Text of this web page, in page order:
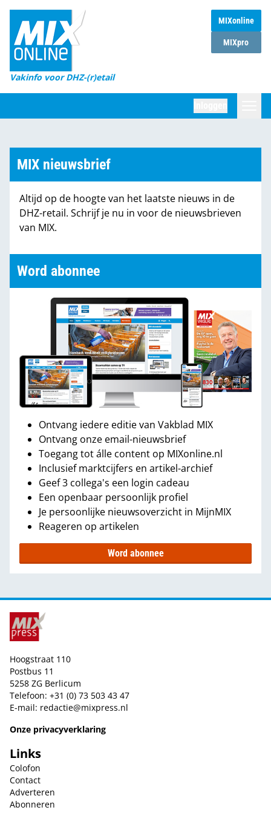
MIXonline
MIXpro
Vakinfo voor DHZ-(r)etail
Home
Magazines
DHZ Sessie
Marktcijfers
Partners
MIX nieuwsbrief
Altijd op de hoogte van het laatste nieuws in de
DHZ-retail. Schrijf je nu in voor de nieuwsbrieven
van MIX.
Word abonnee
Ontvang iedere editie van Vakblad MIX
Ontvang onze email-nieuwsbrief
Toegang tot álle content op MIXonline.nl
Inclusief marktcijfers en artikel-archief
Geef 3 collega's een login cadeau
Een openbaar persoonlijk profiel
Je persoonlijke nieuwsoverzicht in MijnMIX
Reageren op artikelen
Word abonnee
Hoogstraat 110
Postbus 11
5258 ZG Berlicum
Telefoon: +31 (0) 73 503 43 47
E-mail: redactie@mixpress.nl
Onze privacyverklaring
Links
Colofon
Contact
Adverteren
Abonneren